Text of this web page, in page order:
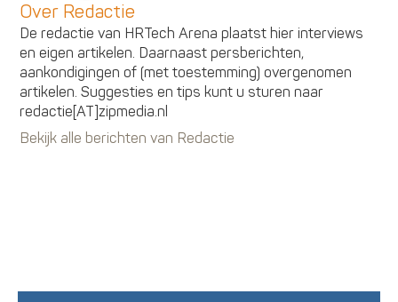
Over Redactie
De redactie van HRTech Arena plaatst hier interviews
en eigen artikelen. Daarnaast persberichten,
aankondigingen of (met toestemming) overgenomen
artikelen. Suggesties en tips kunt u sturen naar
redactie[AT]zipmedia.nl
Bekijk alle berichten van Redactie